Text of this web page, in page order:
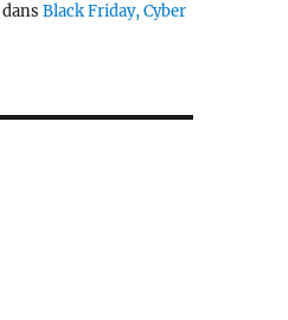
dansBlack Friday, Cyber